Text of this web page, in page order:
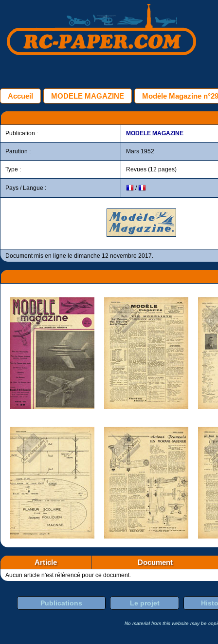
Accueil MODELE MAGAZINE Modèle Magazine
Publication : MODELE MAGAZINE
Parution : Mars 1952
Type : Revues (12 pages)
Pays / Langue : /
Document mis en ligne le dimanche 12 novembre 2017.
Article Document
Aucun article n'est référencé pour ce document.
Publications Le projet
No material from this website may be